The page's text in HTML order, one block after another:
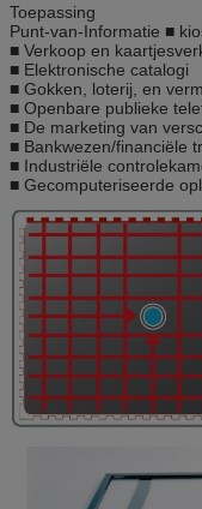
Toepassing
Punt-van-Informatie ■
■ Verkoop en
■ Elektronische catalogi
■ Gokken, loterij, en
■ Openbare publieke
■ De marketing van
■ Bankwezen/financiële
■ Industriële
■ Gecomputeriseerde